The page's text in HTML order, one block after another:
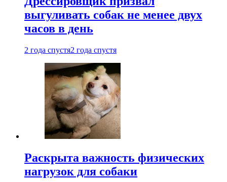
выгуливать собак не менее двух
часов в день
2 года спустя2 года спустя
Раскрыта важность физических
нагрузок для собаки